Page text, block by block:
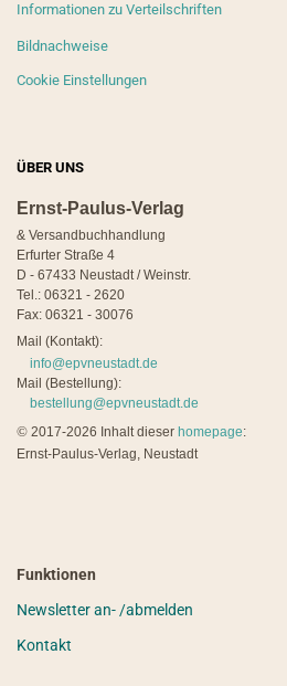
Informationen zu Verteilschriften
Bildnachweise
Cookie Einstellungen
ÜBER UNS
Ernst-Paulus-Verlag
& Versandbuchhandlung
Erfurter Straße 4
D - 67433 Neustadt / Weinstr.
Tel.: 06321 - 2620
Fax: 06321 - 30076
Mail (Kontakt):
info@epvneustadt.de
Mail (Bestellung):
bestellung@epvneustadt.de
© 2017-2026 Inhalt dieser homepage:
Ernst-Paulus-Verlag, Neustadt
Funktionen
Newsletter an- /abmelden
Kontakt